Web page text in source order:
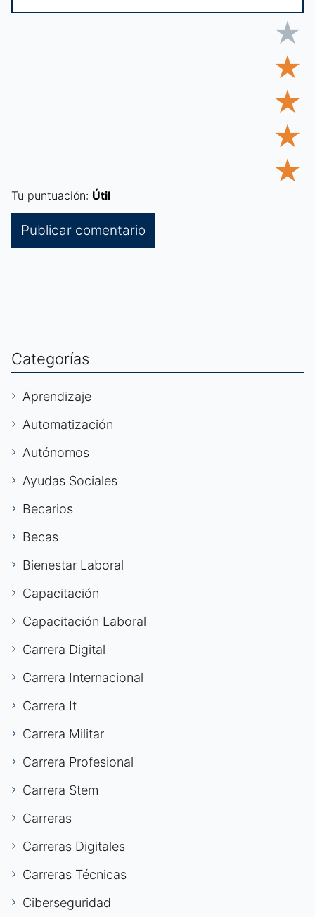
★
★
★
★
★
Tu puntuación: Útil
Categorías
Aprendizaje
Automatización
Autónomos
Ayudas Sociales
Becarios
Becas
Bienestar Laboral
Capacitación
Capacitación Laboral
Carrera Digital
Carrera Internacional
Carrera It
Carrera Militar
Carrera Profesional
Carrera Stem
Carreras
Carreras Digitales
Carreras Técnicas
Ciberseguridad